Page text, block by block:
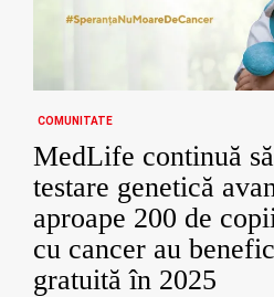
COMUNITATE
MedLife continuă
testare genetică
aproape 200 de
cu cancer au
gratuită în 2025